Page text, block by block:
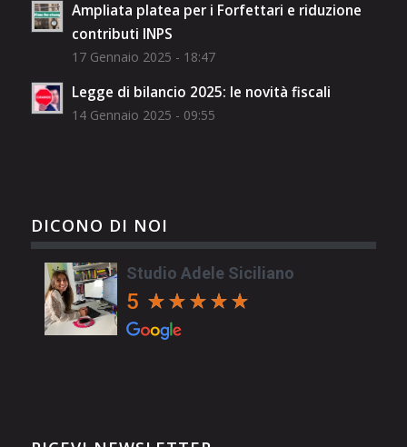
Ampliata platea per i Forfettari e riduzione
contributi INPS
17 Gennaio 2025 - 18:47
Legge di bilancio 2025: le novità fiscali
14 Gennaio 2025 - 09:55
DICONO DI NOI
Studio Adele Siciliano
5